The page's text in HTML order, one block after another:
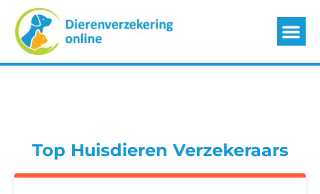
Top Huisdieren Verzekeraars